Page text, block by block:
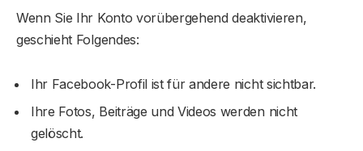
Wenn Sie Ihr Konto vorübergehend deaktivieren,
geschieht Folgendes:
Ihr Facebook-Profil ist für andere nicht sichtbar.
Ihre Fotos, Beiträge und Videos werden nicht
gelöscht.